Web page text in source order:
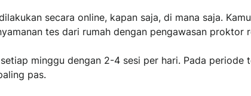
secara online, kapan saja, di mana saja.
tes dari rumah dengan pengawasan proktor
minggu dengan 2-4 sesi per hari. Pada
pas.